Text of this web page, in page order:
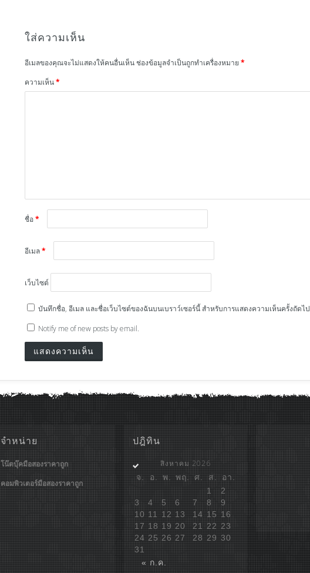
ใส่ความเห็น
อีเมลของคุณจะไม่แสดงให้คนอื่นเห็นช่องข้อมูลจำเป็นถูกทำเครื่องหมาย *
ความเห็น*
ชื่อ*
อีเมล*
เว็บไซต์
บันทึกชื่อ, อีเมล และชื่อเว็บไซต์ของฉันบนเบราว์เซอร์นี้ สำหรับการแสดงความเห็นครั้งถัดไป
Notify me of new posts by email.
จำหน่าย
โน๊ตบุ๊คมือสองราคาถูก
คอมพิวเตอร์มือสองราคาถูก
ปฎิทิน
สิงหาคม 2026
จ. อ. พ. พฤ. ศ. ส.
อา.
1
2
3
4 5 6 7 8
9
10 11 12 13 14 15 16
17 18 19 20 21 22 23
24 25 26 27 28 29 30
31
« ก.ค.